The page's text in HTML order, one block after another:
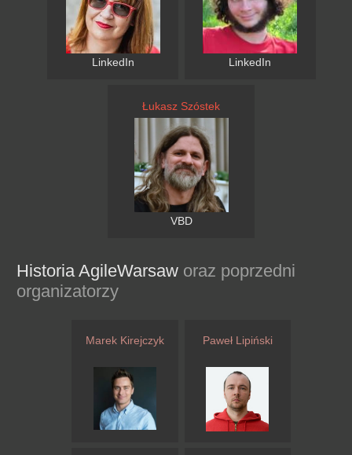
LinkedIn LinkedIn
Łukasz Szóstek
VBD
Historia AgileWarsaw oraz poprzedni
organizatorzy
Marek Kirejczyk Paweł Lipiński